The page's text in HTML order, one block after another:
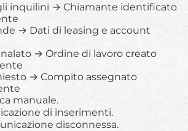
inquilini → Chiamante identificato
→ Dati di leasing e account
→ Ordine di lavoro creato
→ Compito assegnato
manuale.
di inserimenti.
disconnessa.